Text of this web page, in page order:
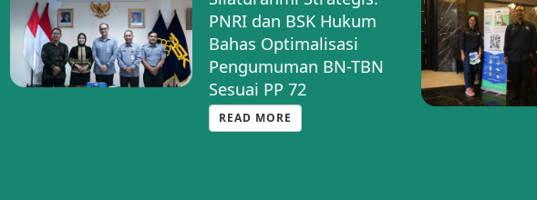
PNRI dan BSK Hukum
Bahas Optimalisasi
Pengumuman BN-TBN
Sesuai PP 72
READ MORE